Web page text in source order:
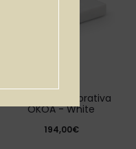
Escultura Decorativa
OKOA - White
194,00€